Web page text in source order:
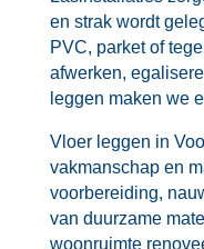
en strak wordt
PVC, parket of
afwerken,
leggen maken we
Vloer leggen in
vakmanschap en
voorbereiding,
van duurzame
woonruimte